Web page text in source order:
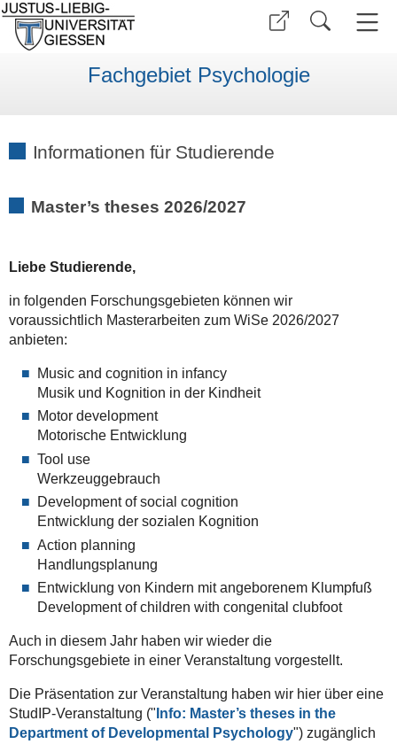
Fachgebiet Psychologie
Informationen für Studierende
Master’s theses 2026/2027
Liebe Studierende,
in folgenden Forschungsgebieten können wir
voraussichtlich Masterarbeiten zum WiSe 2026/2027
anbieten:
Music and cognition in infancy
Musik und Kognition in der Kindheit
Motor development
Motorische Entwicklung
Tool use
Werkzeuggebrauch
Development of social cognition
Entwicklung der sozialen Kognition
Action planning
Handlungsplanung
Entwicklung von Kindern mit angeborenem Klumpfuß
Development of children with congenital clubfoot
Auch in diesem Jahr haben wir wieder die
Forschungsgebiete in einer Veranstaltung vorgestellt.
Die Präsentation zur Veranstaltung haben wir hier über eine
StudIP-Veranstaltung (" Info: Master’s theses in the
Department of Developmental Psychology") zugänglich